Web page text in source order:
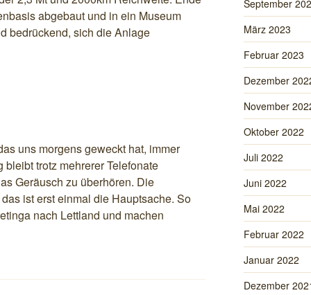
abgebaut und in ein Museum
bedrückend, sich die Anlage
uns morgens geweckt hat, immer
trotz mehrerer Telefonate
Geräusch zu überhören. Die
ist erst einmal die Hauptsache. So
nach Lettland und machen
September
März 2023
Februar 2023
Dezember
November
Oktober 2022
Juli 2022
Juni 2022
Mai 2022
Februar 2022
Januar 2022
Dezember